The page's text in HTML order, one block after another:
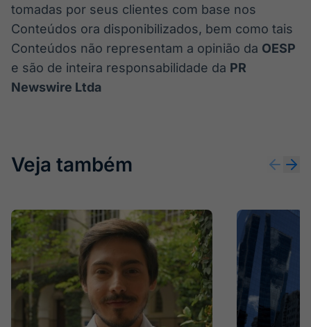
tomadas por seus clientes com base nos
Conteúdos ora disponibilizados, bem como tais
Conteúdos não representam a opinião da OESP
e são de inteira responsabilidade da PR
Newswire Ltda
Veja também